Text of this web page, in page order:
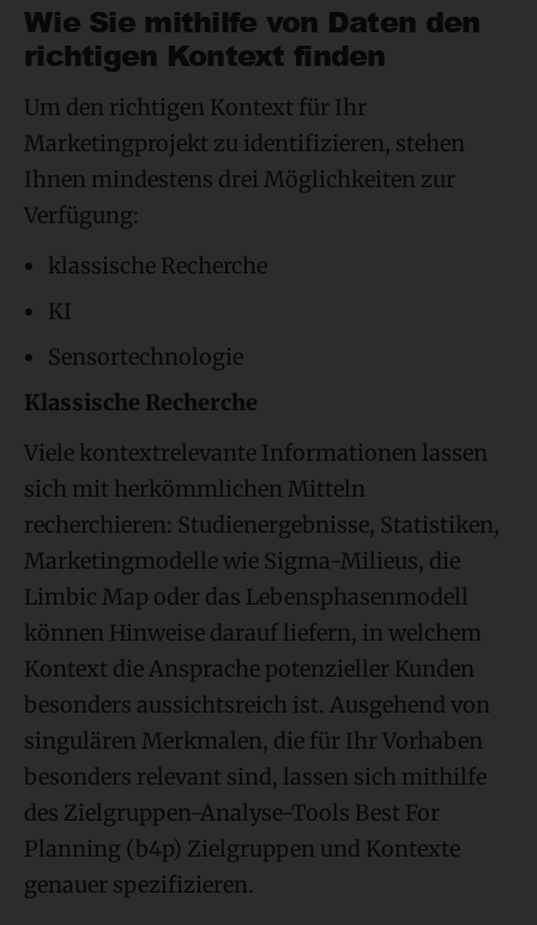
Wie Sie mithilfe von Daten den
richtigen Kontext finden
Um den richtigen Kontext für Ihr
Marketingprojekt zu identifizieren, stehen
Ihnen mindestens drei Möglichkeiten zur
Verfügung:
klassische Recherche
KI
Sensortechnologie
Klassische Recherche
Viele kontextrelevante Informationen lassen
sich mit herkömmlichen Mitteln
recherchieren: Studienergebnisse, Statistiken,
Marketingmodelle wie Sigma-Milieus, die
Limbic Map oder das Lebensphasenmodell
können Hinweise darauf liefern, in welchem
Kontext die Ansprache potenzieller Kunden
besonders aussichtsreich ist. Ausgehend von
singulären Merkmalen, die für Ihr Vorhaben
besonders relevant sind, lassen sich mithilfe
des Zielgruppen-Analyse-Tools Best For
Planning (b4p) Zielgruppen und Kontexte
genauer spezifizieren.